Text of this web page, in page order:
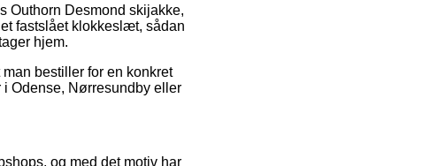
Outhorn Desmond skijakke,
fastslået klokkeslæt, sådan
hjem.
bestiller for en konkret
Odense, Nørresundby eller
og med det motiv har